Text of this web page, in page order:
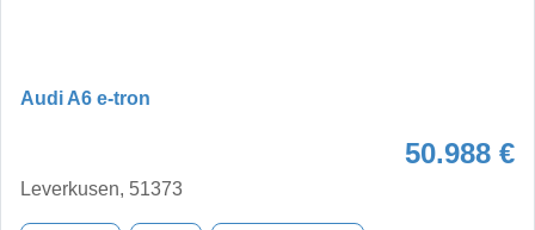
Audi A6 e-tron
50.988 €
Leverkusen, 51373